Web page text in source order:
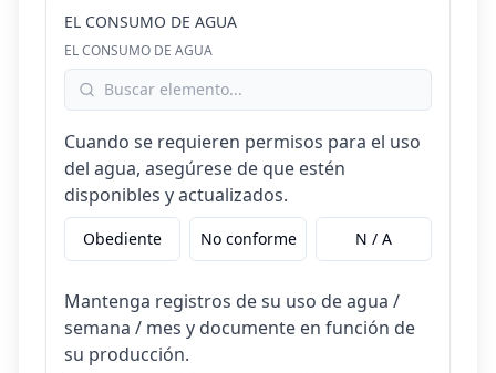
EL CONSUMO DE AGUA
EL CONSUMO DE AGUA
Cuando se requieren permisos para el uso
del agua, asegúrese de que estén
disponibles y actualizados.
Obediente No conforme N / A
Mantenga registros de su uso de agua /
semana / mes y documente en función de
su producción.